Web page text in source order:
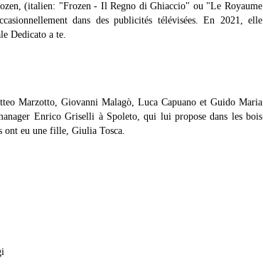
(italien: "Frozen - Il Regno di Ghiaccio" ou "Le Royaume
dans des publicités télévisées. En 2021, elle
Dedicato a te.
Marzotto, Giovanni Malagò, Luca Capuano et Guido Maria
Enrico Griselli à Spoleto, qui lui propose dans les bois
ont eu une fille, Giulia Tosca.